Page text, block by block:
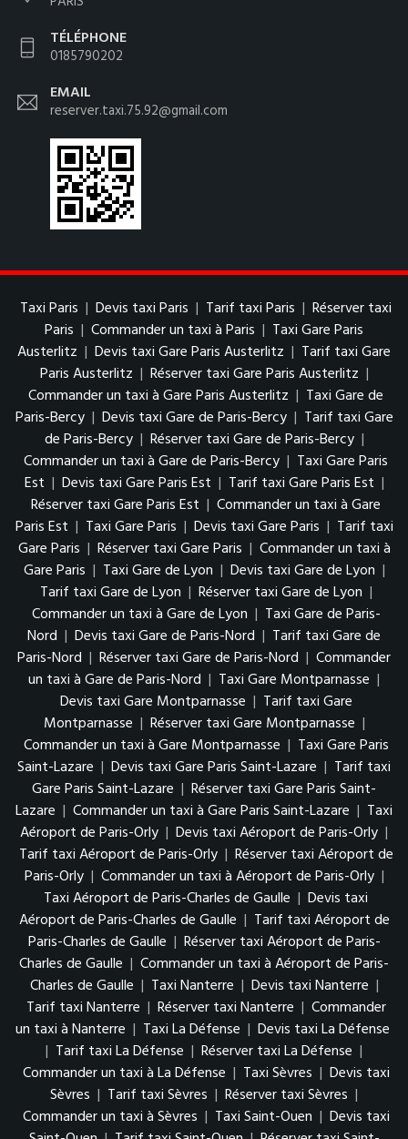
TÉLÉPHONE
0185790202
EMAIL
reserver.taxi.75.92@gmail.com
Taxi Paris | Devis taxi Paris | Tarif taxi Paris | Réserver taxi
Paris | Commander un taxi à Paris | Taxi Gare Paris
Austerlitz | Devis taxi Gare Paris Austerlitz | Tarif taxi Gare
Paris Austerlitz | Réserver taxi Gare Paris Austerlitz |
Commander un taxi à Gare Paris Austerlitz | Taxi Gare de
Paris-Bercy | Devis taxi Gare de Paris-Bercy | Tarif taxi Gare
de Paris-Bercy | Réserver taxi Gare de Paris-Bercy |
Commander un taxi à Gare de Paris-Bercy | Taxi Gare Paris
Est | Devis taxi Gare Paris Est | Tarif taxi Gare Paris Est |
Réserver taxi Gare Paris Est | Commander un taxi à Gare
Paris Est | Taxi Gare Paris | Devis taxi Gare Paris | Tarif taxi
Gare Paris | Réserver taxi Gare Paris | Commander un taxi à
Gare Paris | Taxi Gare de Lyon | Devis taxi Gare de Lyon |
Tarif taxi Gare de Lyon | Réserver taxi Gare de Lyon |
Commander un taxi à Gare de Lyon | Taxi Gare de Paris-
Nord | Devis taxi Gare de Paris-Nord | Tarif taxi Gare de
Paris-Nord | Réserver taxi Gare de Paris-Nord | Commander
un taxi à Gare de Paris-Nord | Taxi Gare Montparnasse |
Devis taxi Gare Montparnasse | Tarif taxi Gare
Montparnasse | Réserver taxi Gare Montparnasse |
Commander un taxi à Gare Montparnasse | Taxi Gare Paris
Saint-Lazare | Devis taxi Gare Paris Saint-Lazare | Tarif taxi
Gare Paris Saint-Lazare | Réserver taxi Gare Paris Saint-
Lazare | Commander un taxi à Gare Paris Saint-Lazare | Taxi
Aéroport de Paris-Orly | Devis taxi Aéroport de Paris-Orly |
Tarif taxi Aéroport de Paris-Orly | Réserver taxi Aéroport de
Paris-Orly | Commander un taxi à Aéroport de Paris-Orly |
Taxi Aéroport de Paris-Charles de Gaulle | Devis taxi
Aéroport de Paris-Charles de Gaulle | Tarif taxi Aéroport de
Paris-Charles de Gaulle | Réserver taxi Aéroport de Paris-
Charles de Gaulle | Commander un taxi à Aéroport de Paris-
Charles de Gaulle | Taxi Nanterre | Devis taxi Nanterre |
Tarif taxi Nanterre | Réserver taxi Nanterre | Commander
un taxi à Nanterre | Taxi La Défense | Devis taxi La Défense
| Tarif taxi La Défense | Réserver taxi La Défense |
Commander un taxi à La Défense | Taxi Sèvres | Devis taxi
Sèvres | Tarif taxi Sèvres | Réserver taxi Sèvres |
Commander un taxi à Sèvres | Taxi Saint-Ouen | Devis taxi